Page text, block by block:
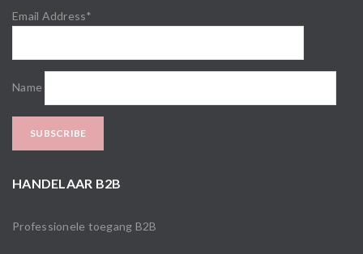
Email Address*
Name
HANDELAAR B2B
Professionele toegang B2B